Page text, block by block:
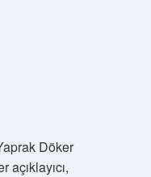
Döker